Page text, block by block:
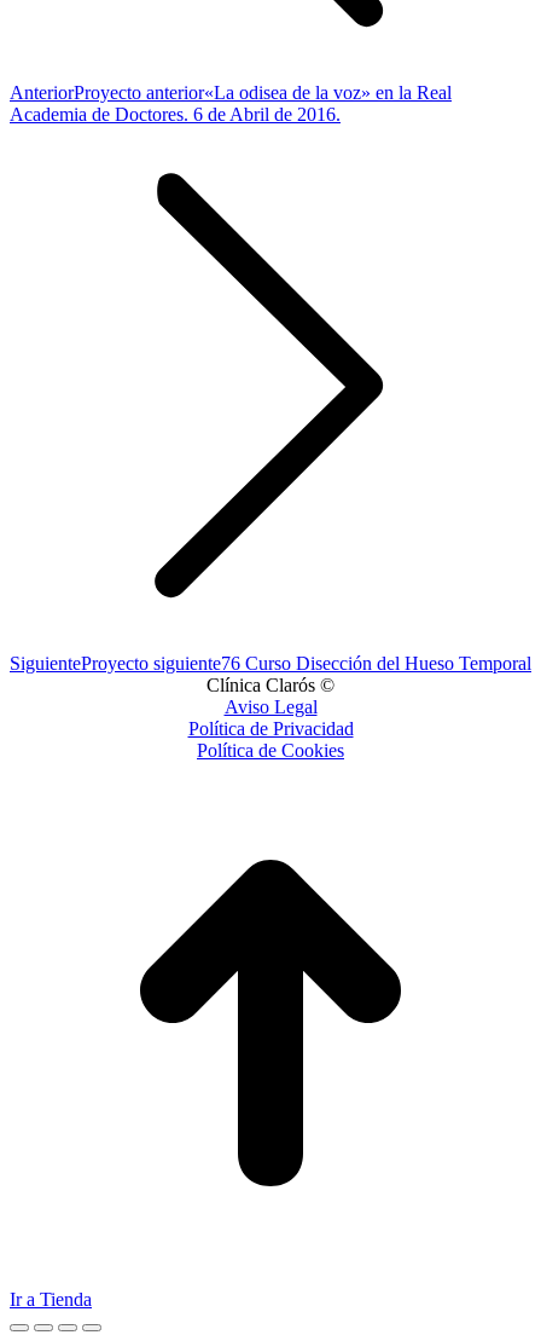
AnteriorProyecto anterior«La odisea de la voz» en la Real
Academia de Doctores. 6 de Abril de 2016.
SiguienteProyecto siguiente76 Curso Disección del Hueso Temporal
Clínica Clarós ©
Aviso Legal
Política de Privacidad
Política de Cookies
Ir a Tienda